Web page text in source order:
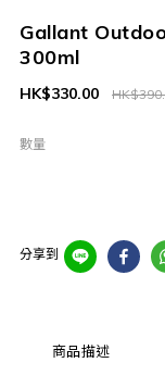
Gallant
300ml
HK$330.00
數量
分享到
商品描述